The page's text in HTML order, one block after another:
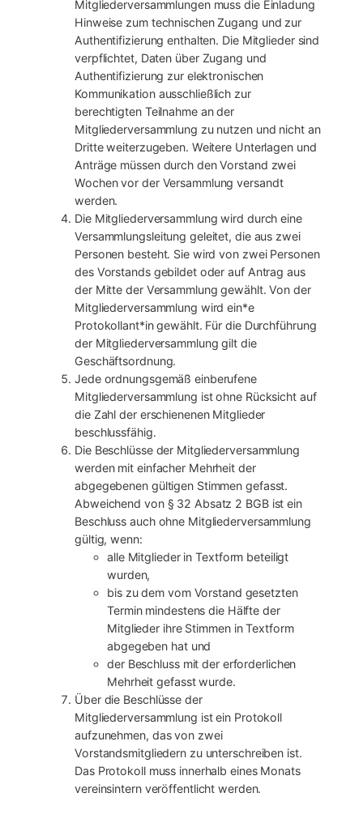
Mitgliederversammlungen muss die Einladung
Hinweise zum technischen Zugang und zur
Authentifizierung enthalten. Die Mitglieder sind
verpflichtet, Daten über Zugang und
Authentifizierung zur elektronischen
Kommunikation ausschließlich zur
berechtigten Teilnahme an der
Mitgliederversammlung zu nutzen und nicht an
Dritte weiterzugeben. Weitere Unterlagen und
Anträge müssen durch den Vorstand zwei
Wochen vor der Versammlung versandt
werden.
Die Mitgliederversammlung wird durch eine
Versammlungsleitung geleitet, die aus zwei
Personen besteht. Sie wird von zwei Personen
des Vorstands gebildet oder auf Antrag aus
der Mitte der Versammlung gewählt. Von der
Mitgliederversammlung wird ein*e
Protokollant*in gewählt. Für die Durchführung
der Mitgliederversammlung gilt die
Geschäftsordnung.
Jede ordnungsgemäß einberufene
Mitgliederversammlung ist ohne Rücksicht auf
die Zahl der erschienenen Mitglieder
beschlussfähig.
Die Beschlüsse der Mitgliederversammlung
werden mit einfacher Mehrheit der
abgegebenen gültigen Stimmen gefasst.
Abweichend von § 32 Absatz 2 BGB ist ein
Beschluss auch ohne Mitgliederversammlung
gültig, wenn:
alle Mitglieder in Textform beteiligt
wurden,
bis zu dem vom Vorstand gesetzten
Termin mindestens die Hälfte der
Mitglieder ihre Stimmen in Textform
abgegeben hat und
der Beschluss mit der erforderlichen
Mehrheit gefasst wurde.
Über die Beschlüsse der
Mitgliederversammlung ist ein Protokoll
aufzunehmen, das von zwei
Vorstandsmitgliedern zu unterschreiben ist.
Das Protokoll muss innerhalb eines Monats
vereinsintern veröffentlicht werden.